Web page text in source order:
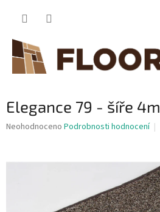
Elegance 79 - šíře 4m
Průměrné
je
Neohodnoceno Podrobnosti hodnocení